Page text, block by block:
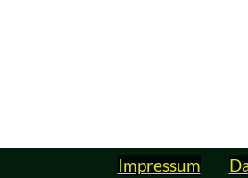
Impressum